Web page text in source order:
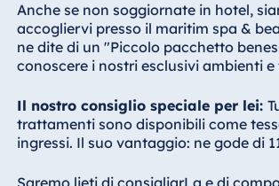
Anche se non soggiornate in hotel,
accogliervi presso il maritim spa &
ne dite di un "Piccolo pacchetto
conoscere i nostri esclusivi ambienti
Il nostro consiglio speciale per lei:
trattamenti sono disponibili come
ingressi. Il suo vantaggio: ne gode di